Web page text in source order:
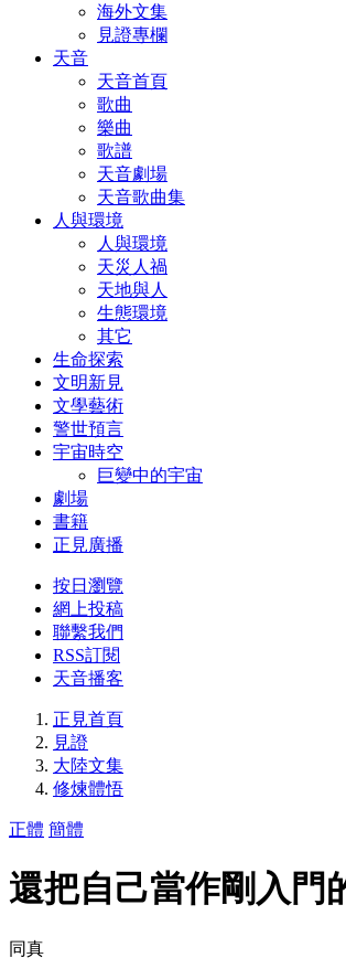
海外文集
見證專欄
天音
天音首頁
歌曲
樂曲
歌譜
天音劇場
天音歌曲集
人與環境
人與環境
天災人禍
天地與人
生態環境
其它
生命探索
文明新見
文學藝術
警世預言
宇宙時空
巨變中的宇宙
劇場
書籍
正見廣播
按日瀏覽
網上投稿
聯繫我們
RSS訂閱
天音播客
正見首頁
見證
大陸文集
修煉體悟
正體 簡體
還把自己當作剛入門
同真